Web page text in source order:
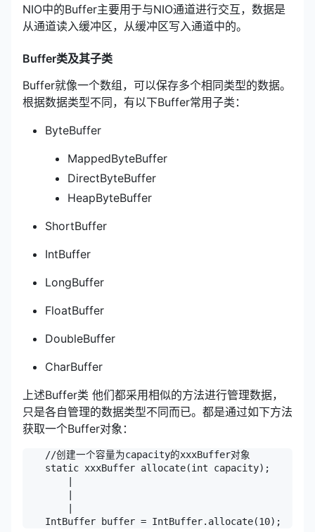
NIO中的Buffer主要用于与NIO通道进行交互，数据是
从通道读入缓冲区，从缓冲区写入通道中的。
Buffer类及其子类
Buffer就像一个数组，可以保存多个相同类型的数据。
根据数据类型不同，有以下Buffer常用子类：
ByteBuffer
MappedByteBuffer
DirectByteBuffer
HeapByteBuffer
ShortBuffer
IntBuffer
LongBuffer
FloatBuffer
DoubleBuffer
CharBuffer
上述Buffer类 他们都采用相似的方法进行管理数据，
只是各自管理的数据类型不同而已。都是通过如下方法
获取一个Buffer对象：
//创建一个容量为capacity的xxxBuffer对象
static xxxBuffer allocate(int capacity) ;
IntBuffer
buffer = IntBuffer.allocate(10